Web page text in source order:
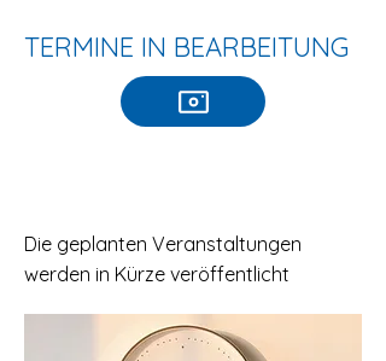
TERMINE IN BEARBEITUNG
​Die geplanten Veranstaltungen
werden in Kürze veröffentlicht